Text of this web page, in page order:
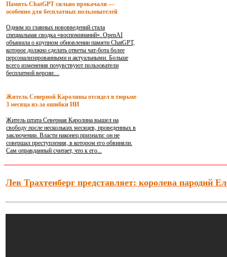
Память ChatGPT сильно прокачали —
особенно для бесплатных пользователей
Одним из главных нововведений стала
специальная сводка «воспоминаний». OpenAI
объявила о крупном обновлении памяти ChatGPT,
которое должно сделать ответы чат-бота более
персонализированными и актуальными. Больше
всего изменения почувствуют пользователи
бесплатной версии:...
Житель Северной Каролины отсидел в тюрьме
3 месяца из-за ошибки ИИ
Житель штата Северная Каролина вышел на
свободу после нескольких месяцев, проведенных в
заключении. Власти наконец признали: он не
совершал преступления, в котором его обвиняли.
Сам оправданный считает, что к его...
Лев Трахтенберг представляет: королева пародий